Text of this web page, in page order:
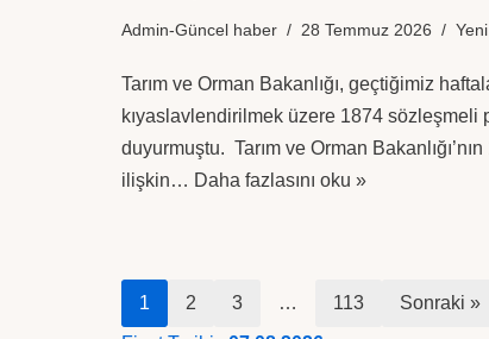
Admin-Güncel haber 28 Temmuz 2026
Tarım ve Orman Bakanlığı, geçtiğimiz
kıyaslavlendirilmek üzere 1874 sözleşmeli
duyurmuştu. Tarım ve Orman
ilişkin… Daha fazlasını oku »
1 2 3 … 113
Sonraki »